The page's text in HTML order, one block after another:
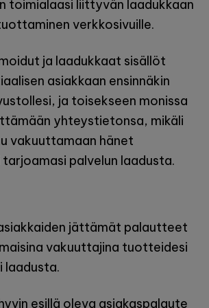
toimialaasi liittyvän laadukkaan
verkkosivuille.
ja laadukkaat sisällöt
asiakkaan ensinnäkin
ja toisekseen monissa
yhteystietonsa, mikäli
vakuuttamaan hänet
palvelun laadusta.
jättämät palautteet
vakuuttajina tuotteidesi
laadusta.
esillä oleva asiakaspalaute